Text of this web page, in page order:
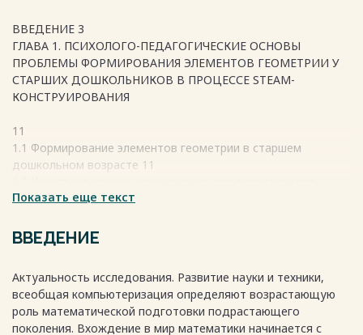
ВВЕДЕНИЕ 3
ГЛАВА 1. ПСИХОЛОГО-ПЕДАГОГИЧЕСКИЕ ОСНОВЫ
ПРОБЛЕМЫ ФОРМИРОВАНИЯ ЭЛЕМЕНТОВ ГЕОМЕТРИИ У
СТАРШИХ ДОШКОЛЬНИКОВ В ПРОЦЕССЕ STEAM-
КОНСТРУИРОВАНИЯ
11
1.1 Формирование элементов геометрии в старшем
дошкольном возрасте 11
математического развития) ребенка-дошкольника 22
старших дошкольников в процессе конструирования на
основе STEАM -материалов 36
ГЛАВА 2. ОПЫТНО-ЭКСПЕРИМЕНТАЛЬНАЯ РАБОТА ПО
ФОРМИРОВАНИЮ ЭЛЕМЕНТОВ ГЕОМЕТРИИ У СТАРШИХ
ДОШКОЛЬНИКОВ В ПРОЦЕССЕ КОНСТРУИРОВАНИЯ С
Показать еще текст
ВВЕДЕНИЕ
Актуальность исследования. Развитие науки и техники,
всеобщая компьютеризация определяют возрастающую
роль математической подготовки подрастающего
поколения. Вхождение в мир математики начинается с